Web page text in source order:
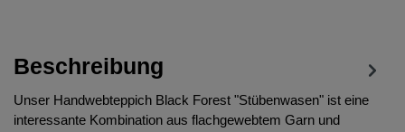
Beschreibung
Unser Handwebteppich Black Forest "Stübenwasen" ist eine
interessante Kombination aus flachgewebtem Garn und